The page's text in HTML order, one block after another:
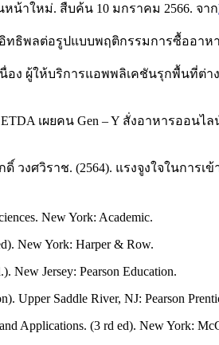
หน้าใหม่. สืบค้น 10 มกราคม 2566. จาก
ธิพลต่อรูปแบบพฤติกรรมการซื้ออา
นื่อง ผู้ให้บริการแอพพลิเคชันรุกพื้นที่
เผยคน Gen – Y สั่งอาหารออนไ
วงศวิราช. (2564). แรงจูงใจในกา
New York: Academic.
New York: Harper & Row.
New Jersey: Pearson Education.
Upper Saddle River, NJ: Pearson
Applications. (3 rd ed). New York: